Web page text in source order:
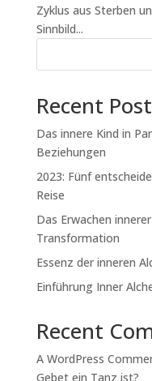
Zyklus aus Sterben
Sinnbild...
Recent
Das innere Kind in
Beziehungen
2023: Fünf
Reise
Das Erwachen
Transformation
Essenz der inneren
Einführung Inner
Recent
A WordPress
Gebet ein Tanz ist?